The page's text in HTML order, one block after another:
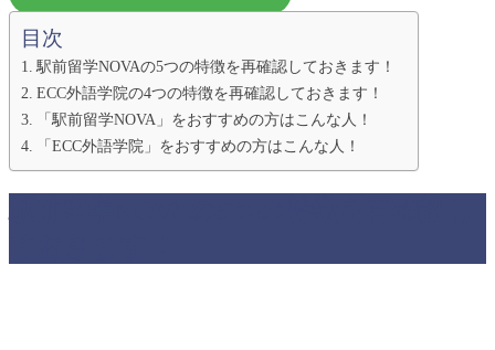
目次
駅前留学NOVAの5つの特徴を再確認しておきます！
ECC外語学院の4つの特徴を再確認しておきます！
「駅前留学NOVA」をおすすめの方はこんな人！
「ECC外語学院」をおすすめの方はこんな人！